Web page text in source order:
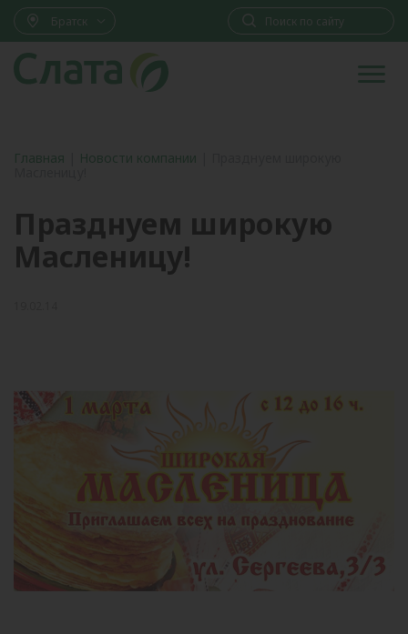
Братск
Главная Новости компании
Празднуем широкую
Масленицу!